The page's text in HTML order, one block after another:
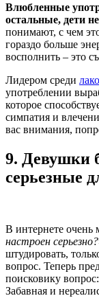
Влюбленные
остальные, дети
понимают, с чем
гораздо больше
восполнить – это
Лидером среди
употреблении
которое
симпатия и
вас внимания,
9. Девушки
серьезные
В интернете очень
настроен серьезно?
штудировать,
вопрос. Теперь
поисковику
Забавная и